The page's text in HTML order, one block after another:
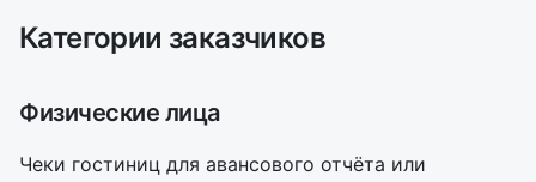
Категории заказчиков
Физические лица
Чеки гостиниц для авансового отчёта или